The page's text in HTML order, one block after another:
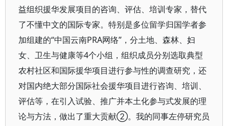
益组织援华发展项目的咨询、评估、培训专家，替代
了不懂中文的国际专家。特别是多位留学归国学者参
加组建的“中国云南PRA网络”，分土地、森林、妇
女、卫生与健康等4个小组，组织成员分别选取典型
农村社区和国际援华项目进行参与性的调查研究，还
对国内绝大部分国际社会援华项目进行咨询、培训、
评估等，在引入试验、推广并本土化参与式发展的理
论与方法，做出了重大贡献②。我的同事左停研究员